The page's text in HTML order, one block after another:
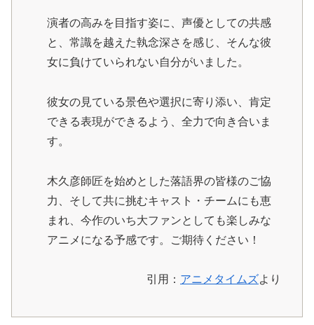
演者の高みを目指す姿に、声優としての共感
と、常識を越えた執念深さを感じ、そんな彼
女に負けていられない自分がいました。
彼女の見ている景色や選択に寄り添い、肯定
できる表現ができるよう、全力で向き合いま
す。
木久彦師匠を始めとした落語界の皆様のご協
力、そして共に挑むキャスト・チームにも恵
まれ、今作のいち大ファンとしても楽しみな
アニメになる予感です。ご期待ください！
引用： アニメタイムズより